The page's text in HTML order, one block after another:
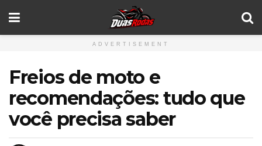
ADVERTISEMENT
Freios de moto e
recomendações: tudo que
você precisa saber